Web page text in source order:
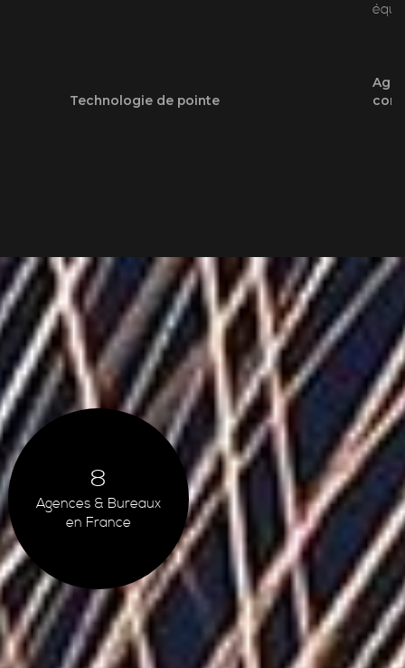
Technologie de pointe
8
Agences & Bureaux
en France